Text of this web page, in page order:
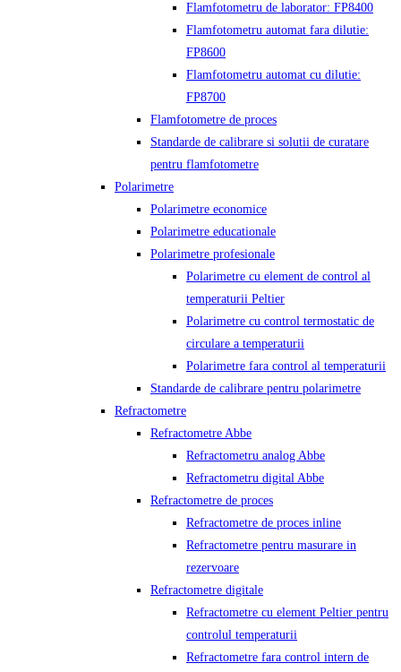
Flamfotometru de laborator: FP8400
Flamfotometru automat fara dilutie:
FP8600
Flamfotometru automat cu dilutie:
FP8700
Flamfotometre de proces
Standarde de calibrare si solutii de curatare
pentru flamfotometre
Polarimetre
Polarimetre economice
Polarimetre educationale
Polarimetre profesionale
Polarimetre cu element de control al
temperaturii Peltier
Polarimetre cu control termostatic de
circulare a temperaturii
Polarimetre fara control al temperaturii
Standarde de calibrare pentru polarimetre
Refractometre
Refractometre Abbe
Refractometru analog Abbe
Refractometru digital Abbe
Refractometre de proces
Refractometre de proces inline
Refractometre pentru masurare in
rezervoare
Refractometre digitale
Refractometre cu element Peltier pentru
controlul temperaturii
Refractometre fara control intern de